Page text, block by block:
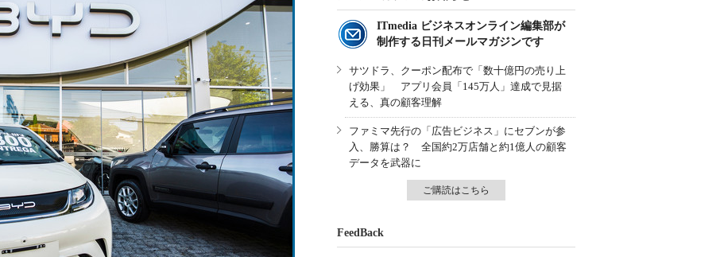
ITmedia ビジネスオンライン編集部が
制作する日刊メールマガジンです
サツドラ、クーポン配布で「数十億円の売り上
げ効果」 アプリ会員「145万人」達成で見据
える、真の顧客理解
ファミマ先行の「広告ビジネス」にセブンが参
入、勝算は？ 全国約2万店舗と約1億人の顧客
データを武器に
ご購読はこちら
FeedBack